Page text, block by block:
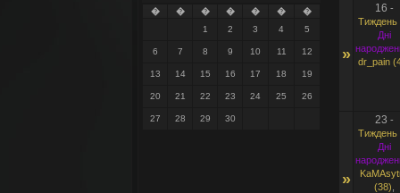
� � � � � �
�
1
2 3 4 5
6 7 8 9 10 11 12
13 14 15 16 17 18 19
20 21 22 23 24 25 26
27 28 29 30
»
16 -
Тиждень
Дні
dr_pain
»
23 -
Тиждень
Дні
(38)